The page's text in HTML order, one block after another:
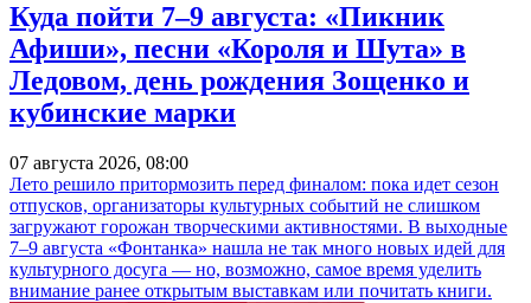
Куда пойти 7–9 августа: «Пикник
Афиши», песни «Короля и Шута» в
Ледовом, день рождения Зощенко и
кубинские марки
07 августа 2026, 08:00
Лето решило притормозить перед финалом: пока идет сезон
отпусков, организаторы культурных событий не слишком
загружают горожан творческими активностями. В выходные
7–9 августа «Фонтанка» нашла не так много новых идей для
культурного досуга — но, возможно, самое время уделить
внимание ранее открытым выставкам или почитать книги.